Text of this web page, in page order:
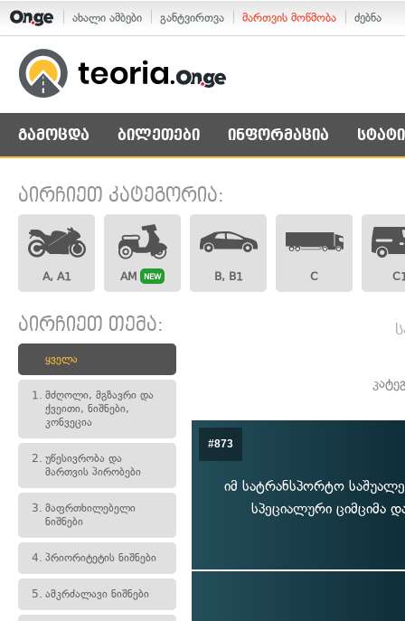
ახალი ამბები განტვირთვა მართვის მოწმობა ძებნა
გამოცდა ბილეთები ინფორმაცია
აირჩიეთ კატეგორია:
A, A1 AM NEW B, B1 C
აირჩიეთ თემა:
ყველა
1. მძღოლი, მგზავრი და
ქვეითი, ნიშნები,
კონვეცია
2. უწესივრობა და
მართვის პირობები
3. მაფრთხილებელი
ნიშნები
4. პრიორიტეტის ნიშნები
5. ამკრძალავი ნიშნები
#873
იმ სატრანსპორტო
სპეციალური ციმციმა